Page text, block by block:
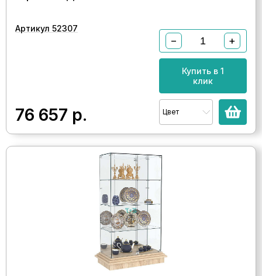
Артикул 52307
76 657 р.
− +
Купить в 1
клик
Цвет